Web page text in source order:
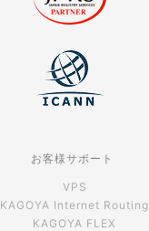
お客様サポート
VPS
KAGOYA Internet Routing
KAGOYA FLEX